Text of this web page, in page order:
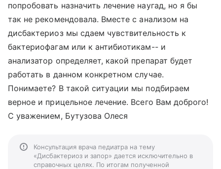
попробовать назначить лечение наугад, но я бы
так не рекомендовала. Вместе с анализом на
дисбактериоз мы сдаем чувствительность к
бактериофагам или к антибиотикам-- и
анализатор определяет, какой препарат будет
работать в данном конкретном случае.
Понимаете? В такой ситуации мы подбираем
верное и прицельное лечение. Всего Вам доброго!
С уважением, Бутузова Олеся
Консультация врача педиатра на тему
«Дисбактериоз и запор» дается исключительно в
справочных целях. По итогам полученной